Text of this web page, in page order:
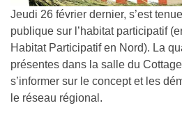
Jeudi 26 février dernier, s’est
publique sur l’habitat participatif
Habitat Participatif en Nord). La
présentes dans la salle du
s’informer sur le concept et les
le réseau régional.